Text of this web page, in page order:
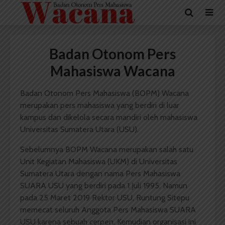
Badan Otonom Pers
Mahasiswa Wacana
Badan Otonom Pers Mahasiswa (BOPM) Wacana
merupakan pers mahasiswa yang berdiri di luar
kampus dan dikelola secara mandiri oleh mahasiswa
Universitas Sumatera Utara (USU).
Sebelumnya BOPM Wacana merupakan salah satu
Unit Kegiatan Mahasiswa (UKM) di Universitas
Sumatera Utara dengan nama Pers Mahasiswa
SUARA USU yang berdiri pada 1 Juli 1995. Namun
pada 25 Maret 2019 Rektor USU, Runtung Sitepu
memecat seluruh Anggota Pers Mahasiswa SUARA
USU karena sebuah cerpen. Kemudian organisasi ini